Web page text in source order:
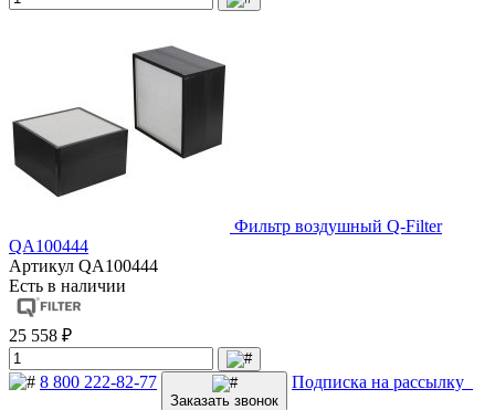
Фильтр воздушный Q-Filter
QA100444
Артикул QA100444
Есть в наличии
25 558 ₽
8 800 222-82-77
Заказать звонок
Подписка на рассылку